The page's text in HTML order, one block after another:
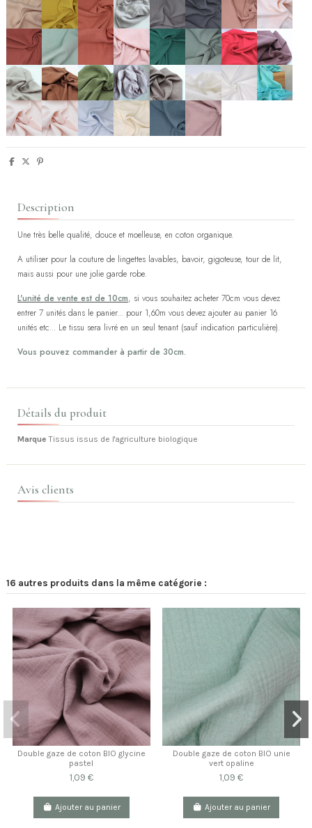
Description
Une très belle qualité, douce et moelleuse, en coton organique.
A utiliser pour la couture de lingettes lavables, bavoir, gigoteuse, tour de lit,
mais aussi pour une jolie garde robe.
L'unité de vente est de 10cm, si vous souhaitez acheter 70cm vous devez
entrer 7 unités dans le panier... pour 1,60m vous devez ajouter au panier 16
unités etc... Le tissu sera livré en un seul tenant (sauf indication particulière).
Vous pouvez commander à partir de 30cm.
Détails du produit
Marque Tissus issus de l'agriculture biologique
Avis clients
16 autres produits dans la même catégorie :
Double gaze de coton BIO glycine
pastel
1,09 €
Ajouter au panier
Double gaze de coton BIO unie
vert opaline
1,09 €
Ajouter au panier